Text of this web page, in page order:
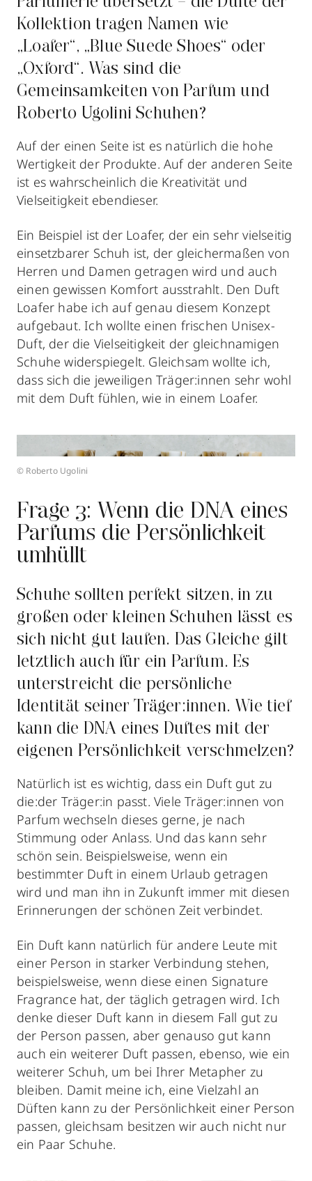
Kollektion tragen Namen wie
„Loafer“, „Blue Suede Shoes“ oder
„Oxford“. Was sind die
Gemeinsamkeiten von Parfum und
Roberto Ugolini Schuhen?
Auf der einen Seite ist es natürlich die hohe
Wertigkeit der Produkte. Auf der anderen Seite
ist es wahrscheinlich die Kreativität und
Vielseitigkeit ebendieser.
Ein Beispiel ist der Loafer, der ein sehr vielseitig
einsetzbarer Schuh ist, der gleichermaßen von
Herren und Damen getragen wird und auch
einen gewissen Komfort ausstrahlt. Den Duft
Loafer habe ich auf genau diesem Konzept
aufgebaut. Ich wollte einen frischen Unisex-
Duft, der die Vielseitigkeit der gleichnamigen
Schuhe widerspiegelt. Gleichsam wollte ich,
dass sich die jeweiligen Träger:innen sehr wohl
mit dem Duft fühlen, wie in einem Loafer.
© Roberto Ugolini
Frage 3: Wenn die DNA eines
Parfums die Persönlichkeit
umhüllt
Schuhe sollten perfekt sitzen, in zu
großen oder kleinen Schuhen lässt es
sich nicht gut laufen. Das Gleiche gilt
letztlich auch für ein Parfum. Es
unterstreicht die persönliche
Identität seiner Träger:innen. Wie tief
kann die DNA eines Duftes mit der
eigenen Persönlichkeit verschmelzen?
Natürlich ist es wichtig, dass ein Duft gut zu
die:der Träger:in passt. Viele Träger:innen von
Parfum wechseln dieses gerne, je nach
Stimmung oder Anlass. Und das kann sehr
schön sein. Beispielsweise, wenn ein
bestimmter Duft in einem Urlaub getragen
wird und man ihn in Zukunft immer mit diesen
Erinnerungen der schönen Zeit verbindet.
Ein Duft kann natürlich für andere Leute mit
einer Person in starker Verbindung stehen,
beispielsweise, wenn diese einen Signature
Fragrance hat, der täglich getragen wird. Ich
denke dieser Duft kann in diesem Fall gut zu
der Person passen, aber genauso gut kann
auch ein weiterer Duft passen, ebenso, wie ein
weiterer Schuh, um bei Ihrer Metapher zu
bleiben. Damit meine ich, eine Vielzahl an
Düften kann zu der Persönlichkeit einer Person
passen, gleichsam besitzen wir auch nicht nur
ein Paar Schuhe.